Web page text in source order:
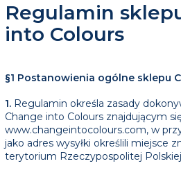
Regulamin
into Colours
§1 Postanowienia ogólne sklepu
1. Regulamin określa zasady
Change into Colours znajdującym
www.changeintocolours.com, w
jako adres wysyłki określili miejsce
terytorium Rzeczypospolitej